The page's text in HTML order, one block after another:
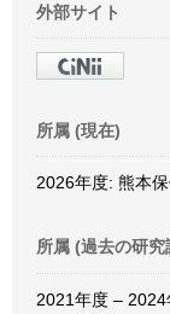
外部サイト
所属 (現在)
2026年度: 熊本
所属 (過去の研
2021年度 –